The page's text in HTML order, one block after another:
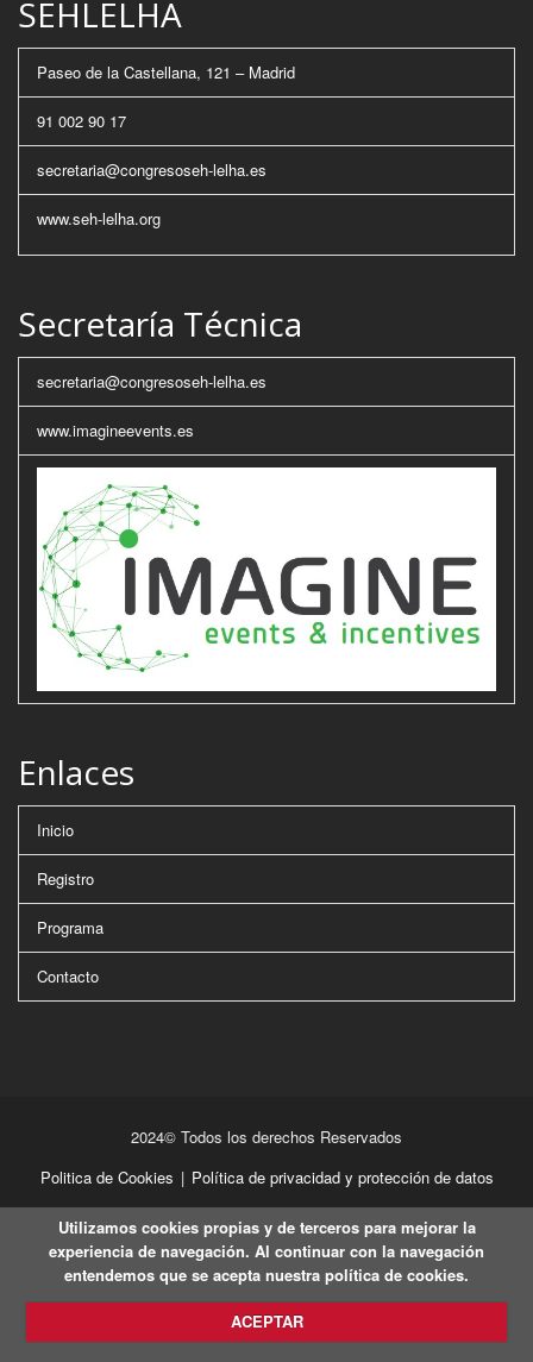
SEHLELHA
Paseo de la Castellana, 121 – Madrid
91 002 90 17
secretaria@congresoseh-lelha.es
www.seh-lelha.org
Secretaría Técnica
secretaria@congresoseh-lelha.es
www.imagineevents.es
Enlaces
Inicio
Registro
Programa
Contacto
2024© Todos los derechos Reservados
Politica de Cookies | Política de privacidad y protección de datos
Utilizamos cookies propias y de terceros para mejorar la
experiencia de navegación. Al continuar con la navegación
entendemos que se acepta nuestra política de cookies.
ACEPTAR